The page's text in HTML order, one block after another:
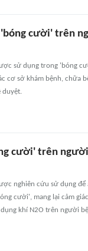
'bóng cười' trên
sử dụng trong 'bóng
cơ sở khám bệnh, chữa
duyệt.
cười' trên
nghiên cứu sử dụng để
cười', mang lại cảm
khí N2O trên người